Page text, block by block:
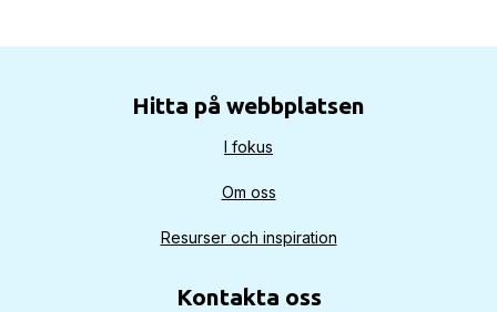
Hitta på webbplatsen
I fokus
Om oss
Resurser och inspiration
Kontakta oss